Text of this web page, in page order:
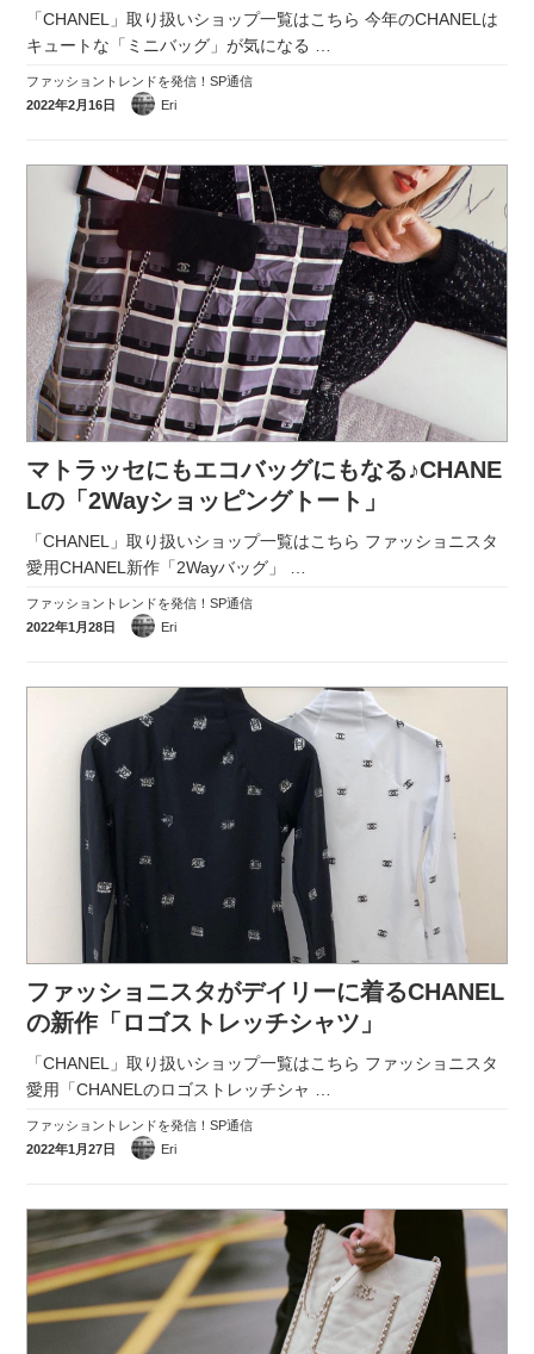
「CHANEL」取り扱いショップ一覧はこちら 今年のCHANELは
キュートな「ミニバッグ」が気になる
ファッショントレンドを発信！SP通信
2022年2月16日
Eri
マトラッセにもエコバッグにもなる♪CHANE
Lの「2Wayショッピングトート」
「CHANEL」取り扱いショップ一覧はこちら ファッショニスタ
愛用CHANEL新作「2Wayバッグ」
ファッショントレンドを発信！SP通信
2022年1月28日
Eri
ファッショニスタがデイリーに着るCHANEL
の新作「ロゴストレッチシャツ」
「CHANEL」取り扱いショップ一覧はこちら ファッショニスタ
愛用「CHANELのロゴストレッチシャ …
ファッショントレンドを発信！SP通信
2022年1月27日
Eri